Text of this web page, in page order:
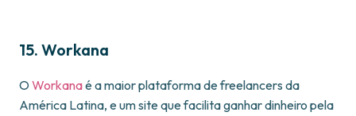
15. Workana
OWorkanaé a maior plataforma de freelancers da
América Latina, e um site que facilita ganhar dinheiro pela